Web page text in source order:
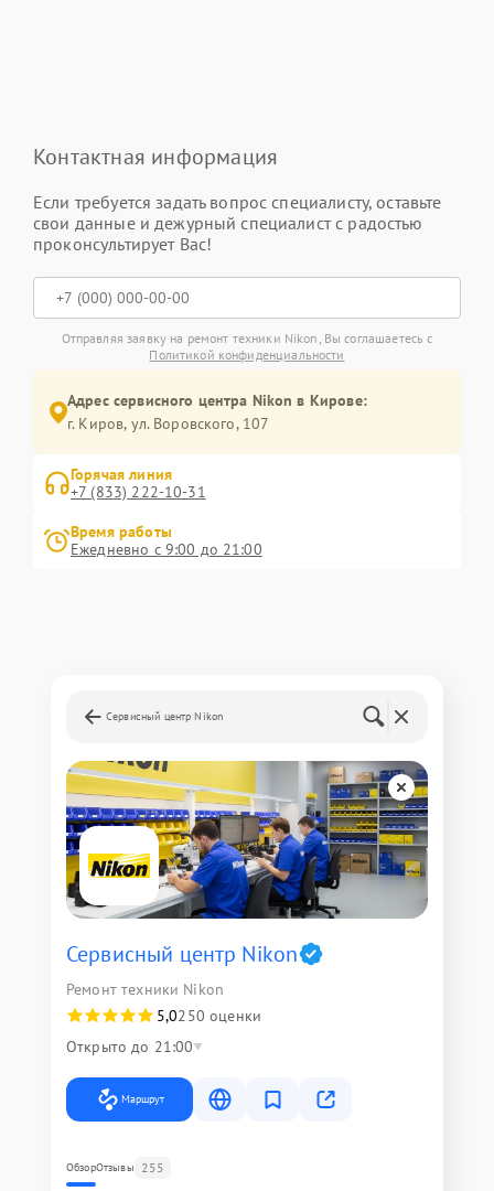
Контактная информация
Если требуется задать вопрос специалисту, оставьте
свои данные и дежурный специалист с радостью
проконсультирует Вас!
Отправляя заявку на ремонт техники Nikon, Вы соглашаетесь с
Политикой конфиденциальности
Адрес сервисного центра Nikon в Кирове:
г. Киров, ул. Воровского, 107
Горячая линия
+7 (833) 222-10-31
Время работы
Ежедневно с 9:00 до 21:00
Сервисный центр Nikon
Сервисный центр Nikon
Ремонт техники Nikon
5,0250 оценки
Открыто до 21:00
Маршрут
ОбзорОтзывы 255